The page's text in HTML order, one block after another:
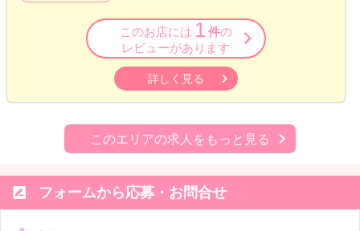
このお店には 1 件の
レビューがあります
詳しく見る
このエリアの求人をもっと見る
 フォームから応募・お問合せ